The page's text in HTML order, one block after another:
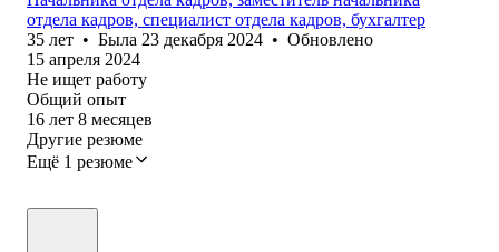
отдела кадров, специалист отдела кадров, бухгалтер
35 лет • Была 23 декабря 2024 • Обновлено
15 апреля 2024
Не ищет работу
Общий опыт
16 лет 8 месяцев
Другие резюме
Ещё 1 резюме